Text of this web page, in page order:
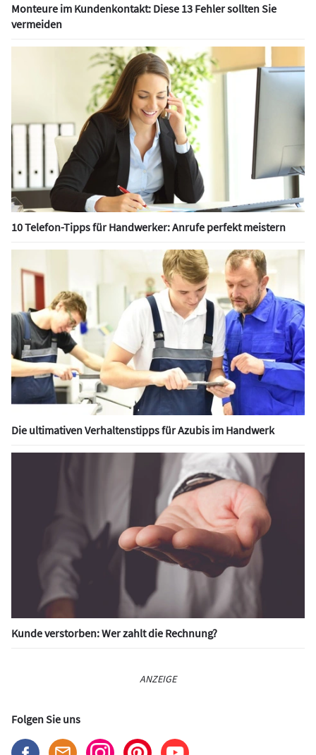
Monteure im Kundenkontakt: Diese 13 Fehler sollten Sie
vermeiden
10 Telefon-Tipps für Handwerker: Anrufe perfekt meistern
Die ultimativen Verhaltenstipps für Azubis im Handwerk
Kunde verstorben: Wer zahlt die Rechnung?
ANZEIGE
Folgen Sie uns